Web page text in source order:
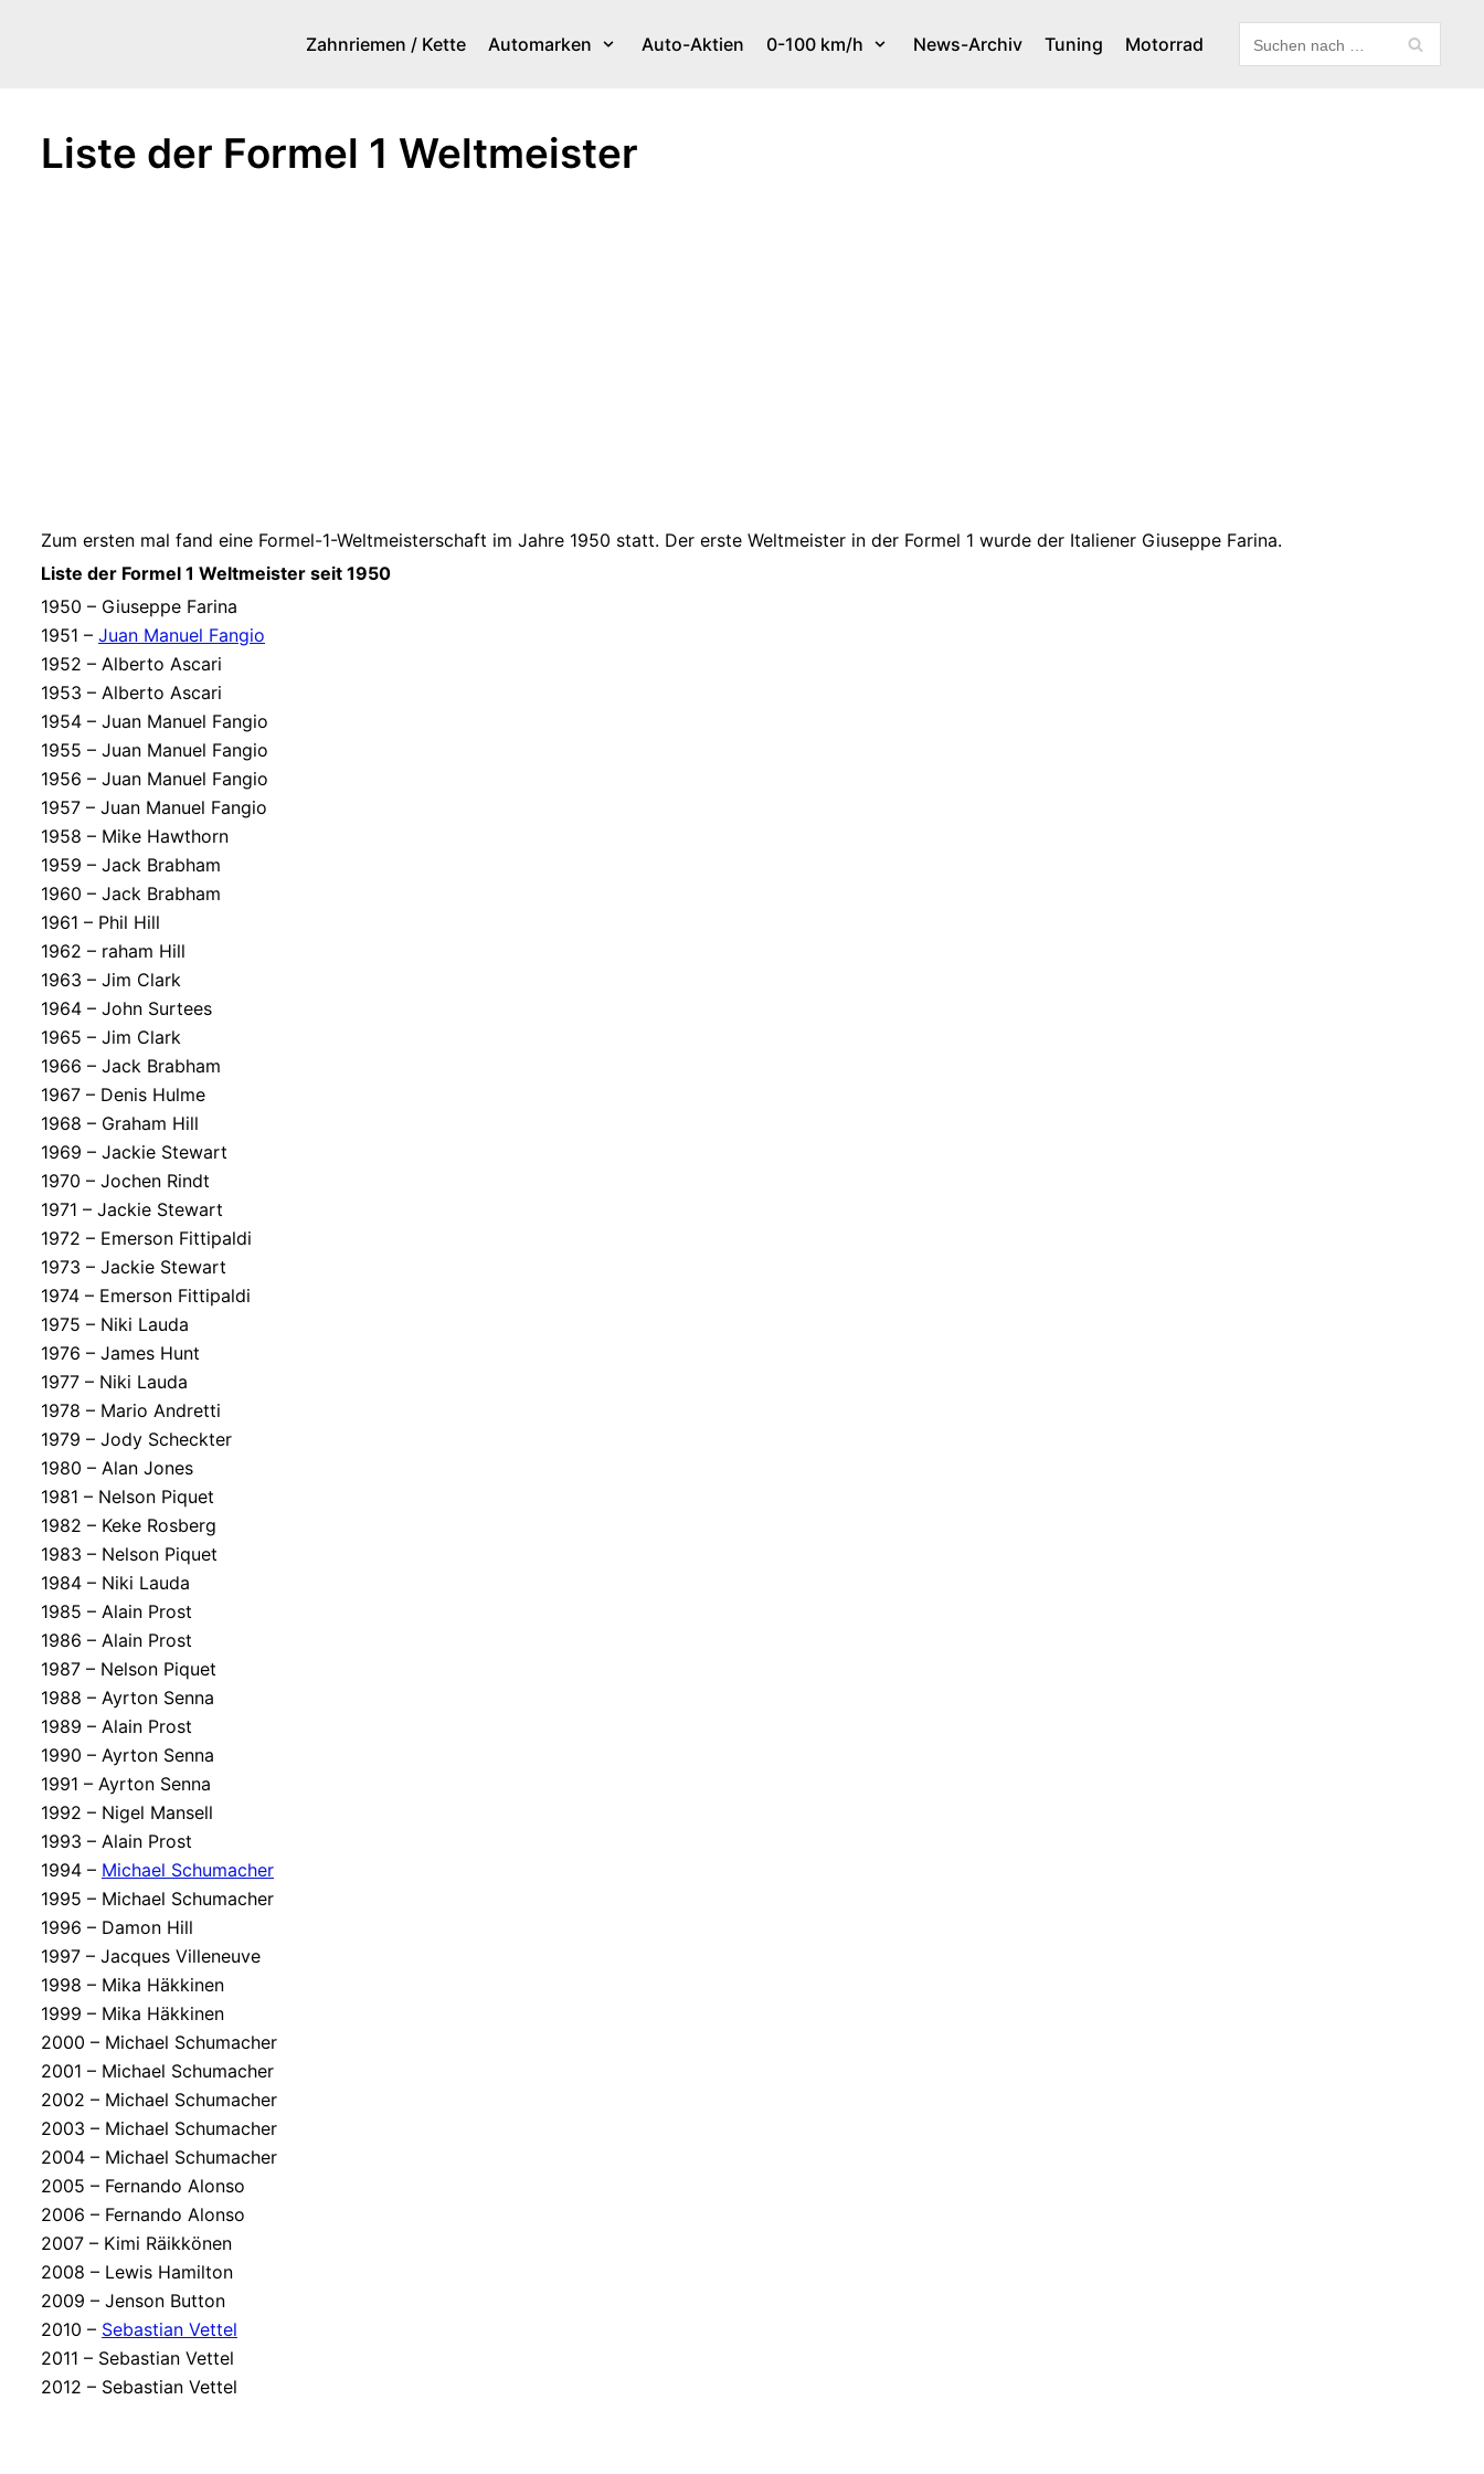
Zahnriemen / Kette Automarken Auto-Aktien 0-100 km/h News-Archiv Tuning Motorrad
Liste der Formel 1 Weltmeister
Zum ersten mal fand eine Formel-1-Weltmeisterschaft im Jahre 1950 statt. Der erste Weltmeister in der Formel 1 wurde der Italiener Giuseppe Farina.
Liste der Formel 1 Weltmeister seit 1950
1950 – Giuseppe Farina
1951 – Juan Manuel Fangio
1952 – Alberto Ascari
1953 – Alberto Ascari
1954 – Juan Manuel Fangio
1955 – Juan Manuel Fangio
1956 – Juan Manuel Fangio
1957 – Juan Manuel Fangio
1958 – Mike Hawthorn
1959 – Jack Brabham
1960 – Jack Brabham
1961 – Phil Hill
1962 – raham Hill
1963 – Jim Clark
1964 – John Surtees
1965 – Jim Clark
1966 – Jack Brabham
1967 – Denis Hulme
1968 – Graham Hill
1969 – Jackie Stewart
1970 – Jochen Rindt
1971 – Jackie Stewart
1972 – Emerson Fittipaldi
1973 – Jackie Stewart
1974 – Emerson Fittipaldi
1975 – Niki Lauda
1976 – James Hunt
1977 – Niki Lauda
1978 – Mario Andretti
1979 – Jody Scheckter
1980 – Alan Jones
1981 – Nelson Piquet
1982 – Keke Rosberg
1983 – Nelson Piquet
1984 – Niki Lauda
1985 – Alain Prost
1986 – Alain Prost
1987 – Nelson Piquet
1988 – Ayrton Senna
1989 – Alain Prost
1990 – Ayrton Senna
1991 – Ayrton Senna
1992 – Nigel Mansell
1993 – Alain Prost
1994 – Michael Schumacher
1995 – Michael Schumacher
1996 – Damon Hill
1997 – Jacques Villeneuve
1998 – Mika Häkkinen
1999 – Mika Häkkinen
2000 – Michael Schumacher
2001 – Michael Schumacher
2002 – Michael Schumacher
2003 – Michael Schumacher
2004 – Michael Schumacher
2005 – Fernando Alonso
2006 – Fernando Alonso
2007 – Kimi Räikkönen
2008 – Lewis Hamilton
2009 – Jenson Button
2010 – Sebastian Vettel
2011 – Sebastian Vettel
2012 – Sebastian Vettel